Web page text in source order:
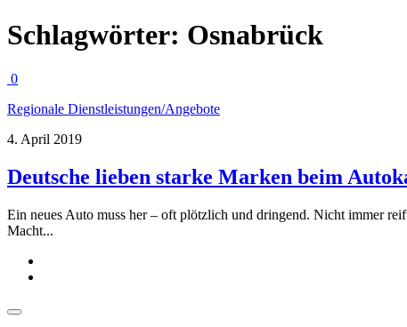
Schlagwörter: Osnabrück
0
Regionale Dienstleistungen/Angebote
4. April 2019
Deutsche lieben starke Marken beim
Ein neues Auto muss her – oft plötzlich und dringend. Nicht immer
Macht...